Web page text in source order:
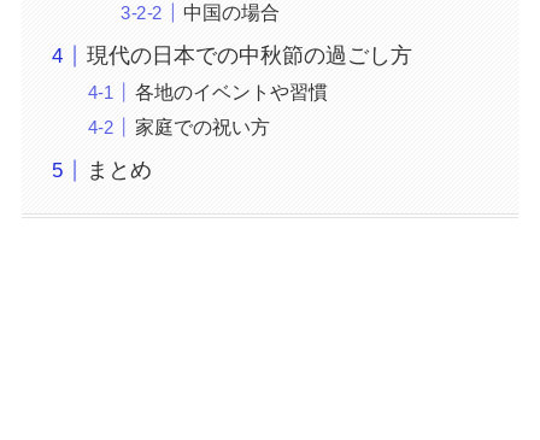
中国の場合
現代の日本での中秋節の過ごし方
各地のイベントや習慣
家庭での祝い方
まとめ